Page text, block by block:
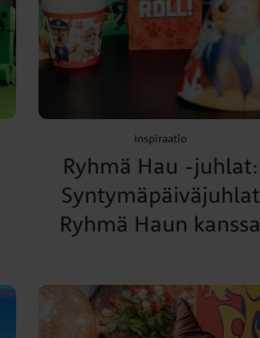
Inspiraatio
Ryhmä Hau -juhlat:
Syntymäpäiväjuhlat
Ryhmä Haun kanssa